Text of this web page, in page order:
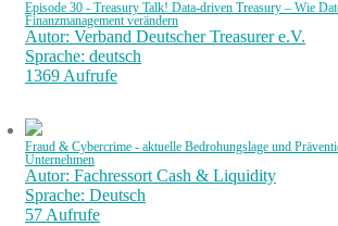
Episode 30 - Treasury Talk! Data-driven Treasury – Wie
Finanzmanagement verändern
Autor: Verband Deutscher Treasurer e.V.
Sprache: deutsch
1369 Aufrufe
Fraud & Cybercrime - aktuelle Bedrohungslage und
Unternehmen
Autor: Fachressort Cash & Liquidity
Sprache: Deutsch
57 Aufrufe